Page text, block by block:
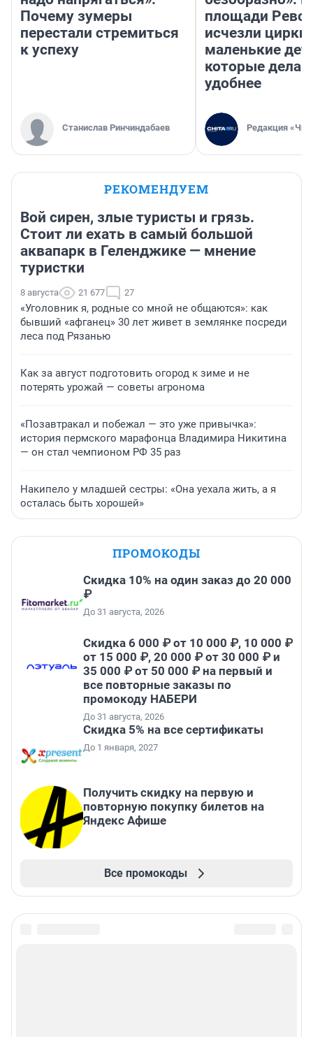
Почему зумеры
перестали стремиться
к успеху
Станислав Ринчиндабаев
площади
исчезли цирки
маленькие
которые
удобнее
Редакция
РЕКОМЕНДУЕМ
Вой сирен, злые туристы и грязь.
Стоит ли ехать в самый большой
аквапарк в Геленджике — мнение
туристки
8 августа 21 677 27
«Уголовник я, родные со мной не общаются»: как
бывший «афганец» 30 лет живет в землянке посреди
леса под Рязанью
Как за август подготовить огород к зиме и не
потерять урожай — советы агронома
«Позавтракал и побежал — это уже привычка»:
история пермского марафонца Владимира Никитина
— он стал чемпионом РФ 35 раз
Накипело у младшей сестры: «Она уехала жить, а я
осталась быть хорошей»
ПРОМОКОДЫ
Скидка 10% на один заказ до 20 000
₽
До 31 августа, 2026
Скидка 6 000 ₽ от 10 000 ₽, 10 000 ₽
от 15 000 ₽, 20 000 ₽ от 30 000 ₽ и
35 000 ₽ от 50 000 ₽ на первый и
все повторные заказы по
промокоду НАБЕРИ
До 31 августа, 2026
Скидка 5% на все сертификаты
До 1 января, 2027
Получить скидку на первую и
повторную покупку билетов на
Яндекс Афише
Все промокоды